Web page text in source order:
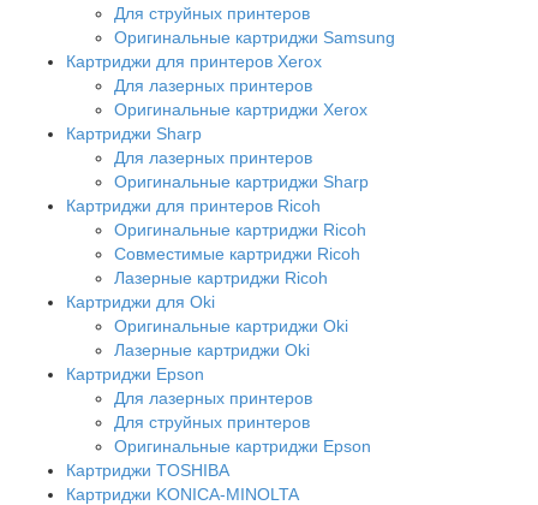
Для струйных принтеров
Оригинальные картриджи Samsung
Картриджи для принтеров Xerox
Для лазерных принтеров
Оригинальные картриджи Xerox
Картриджи Sharp
Для лазерных принтеров
Оригинальные картриджи Sharp
Картриджи для принтеров Ricoh
Оригинальные картриджи Ricoh
Совместимые картриджи Ricoh
Лазерные картриджи Ricoh
Картриджи для Oki
Оригинальные картриджи Oki
Лазерные картриджи Oki
Картриджи Epson
Для лазерных принтеров
Для струйных принтеров
Оригинальные картриджи Epson
Картриджи TOSHIBA
Картриджи KONICA-MINOLTA